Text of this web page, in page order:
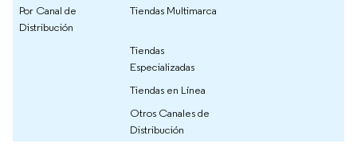
Por Canal de
Distribución
Tiendas Multimarca
Tiendas
Especializadas
Tiendas en Línea
Otros Canales de
Distribución